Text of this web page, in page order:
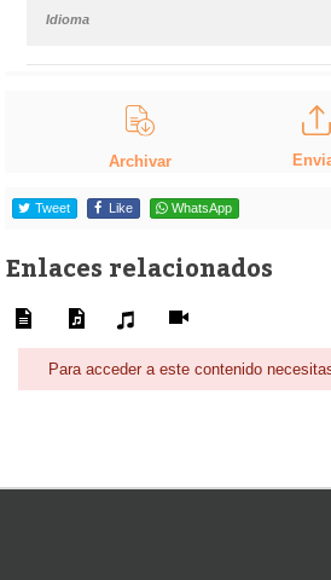
Idioma
Archivar
Tweet Like WhatsApp
Enlaces relacionados
Para acceder a este contenido